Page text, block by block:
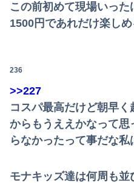
この前初めて現場いっ
1500円であれだけ楽し
236
>>227
コスパ最高だけど朝早
からもうええかなって
らなかったって事だな私
モナキッズ達は何周も